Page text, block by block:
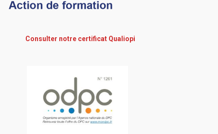
Consulter notre certificat Qualiopi